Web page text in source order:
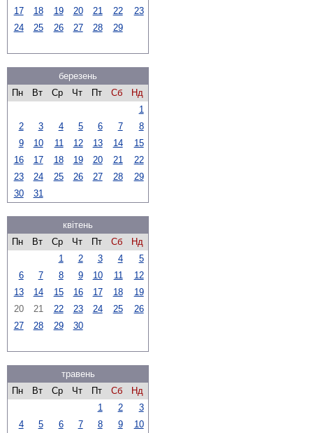
17
18 19 20 21 22
23
24
25 26 27 28 29
березень
Пн
Вт Ср Чт Пт Сб
Нд
1
2
3 4 5 6 7
8
9
10 11 12 13 14
15
16
17 18 19 20 21
22
23
24 25 26 27 28
29
30
31
квітень
Пн
Вт Ср Чт Пт Сб
Нд
1
2 3 4
5
6
7 8 9 10 11
12
13
14 15 16 17 18
19
20
21 22 23 24 25
26
27
28 29 30
травень
Пн
Вт Ср Чт Пт Сб
Нд
1
2
3
4
5 6 7 8 9
10